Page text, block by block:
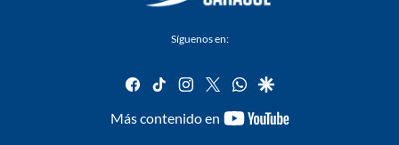
Síguenos en:
facebook
tiktok instagram
twitterwhatsapp
google
Más contenido en
youtube-